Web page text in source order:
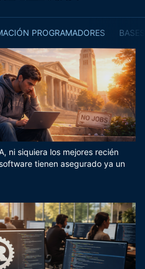
PROGRAMADORES
ni siquiera los mejores recién
tienen asegurado ya un